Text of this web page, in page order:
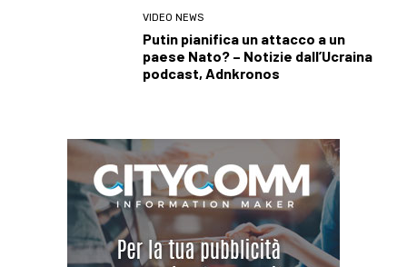
VIDEO NEWS
Putin pianifica un attacco a un
paese Nato? – Notizie dall’Ucraina
podcast, Adnkronos